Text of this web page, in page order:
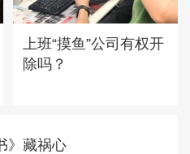
上班“摸鱼”公司有权开
除吗？
》藏祸心